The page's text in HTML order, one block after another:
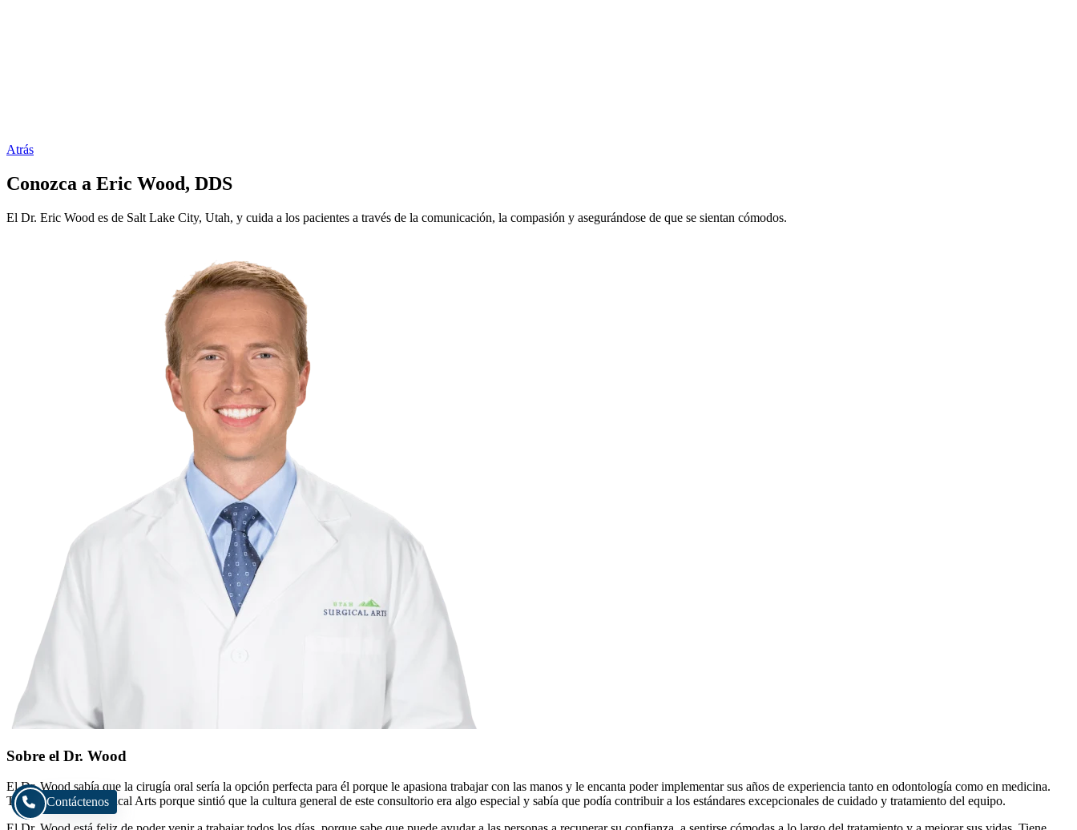
Contáctenos
Atrás
Conozca a Eric Wood, DDS
El Dr. Eric Wood es de Salt Lake City, Utah, y cuida a los pacientes a través de la comunicación, la compasión y asegurándose de que se sientan cómodos.
Sobre el Dr. Wood
El Dr. Wood sabía que la cirugía oral sería la opción perfecta para él porque le apasiona trabajar con las manos y le encanta poder implementar sus años de experiencia tanto en odontología como en medicina.
Trabaja en Utah Surgical Arts porque sintió que la cultura general de este consultorio era algo especial y sabía que podía contribuir a los estándares excepcionales de cuidado y tratamiento del equipo.